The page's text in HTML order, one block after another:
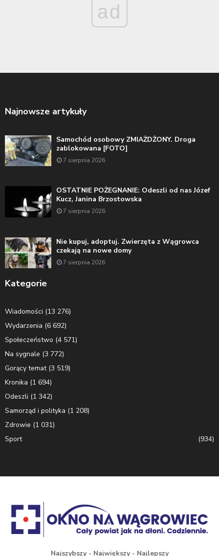
ad
Najnowsze artykuły
Samochód osobowy ZMIAŻDŻONY. Droga
zablokowana [FOTO]
7 sierpnia 2026
OSTATNIE POŻEGNANIE: Odeszli od nas Józef
Kucz, Janina Brzostowska
7 sierpnia 2026
Nie kupuj, adoptuj. Zwierzęta z Wągrowca
czekają na nowe domy
7 sierpnia 2026
Kategorie
Wiadomości (13 276)
Wydarzenia (6 692)
Społeczeństwo (4 571)
Na sygnale (3 772)
Gorący temat(3 519)
Kronika (1 694)
Odeszli (1 342)
Samorząd i polityka (1 208)
Zdrowie (1 031)
Sport
(934)
Najszybszy - Największy - Najlepszy